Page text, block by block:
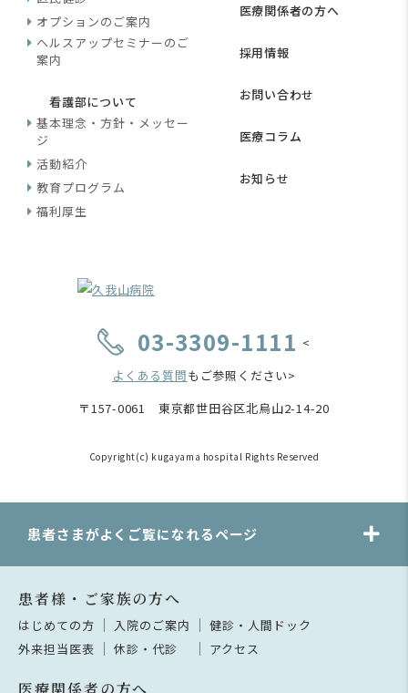
オプションのご案内
ヘルスアップセミナーのご
案内
看護部について
基本理念・方針・メッセー
ジ
活動紹介
教育プログラム
福利厚生
医療関係者の方へ
採用情報
お問い合わせ
医療コラム
お知らせ
03-3309-1111 <
よくある質問もご参照ください>
〒157-0061 東京都世田谷区北烏山2-14-20
Copyright(c) kugayama hospital Rights Reserved
患者さまがよくご覧になれるページ
患者様・ご家族の方へ
はじめての方 入院のご案内
健診・人間ドック
外来担当医表
休診・代診 アクセス